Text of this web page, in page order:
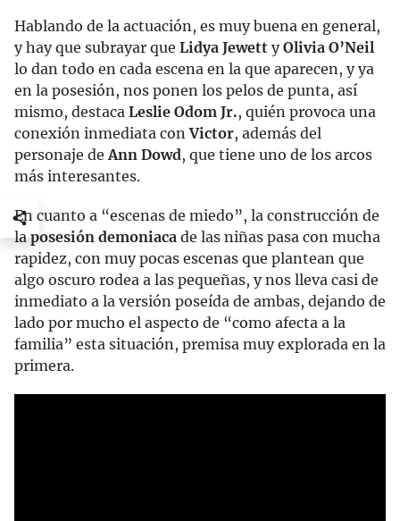
Hablando de la actuación, es muy buena en general,
y hay que subrayar que Lidya Jewett yOlivia O’Neil
lo dan todo en cada escena en la que aparecen, y ya
en la posesión, nos ponen los pelos de punta, así
mismo, destaca Leslie Odom Jr., quién provoca una
conexión inmediata conVictor, además del
personaje de Ann Dowd, que tiene uno de los arcos
más interesantes.
En cuanto a “escenas de miedo”, la construcción de
laposesión demoniaca de las niñas pasa con mucha
rapidez, con muy pocas escenas que plantean que
algo oscuro rodea a las pequeñas, y nos lleva casi de
inmediato a la versión poseída de ambas, dejando de
lado por mucho el aspecto de “como afecta a la
familia” esta situación, premisa muy explorada en la
primera.